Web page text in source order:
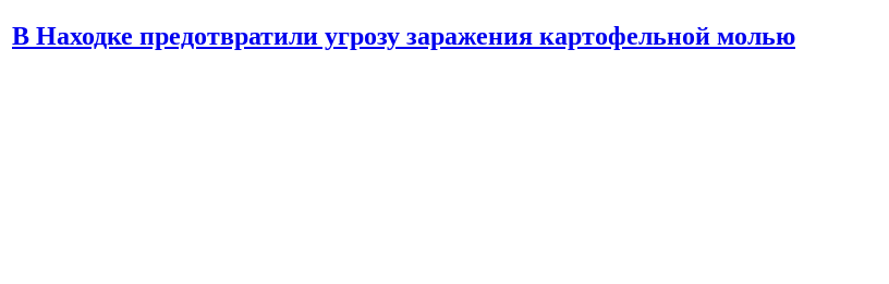
В Находке предотвратили угрозу заражения картофельной молью